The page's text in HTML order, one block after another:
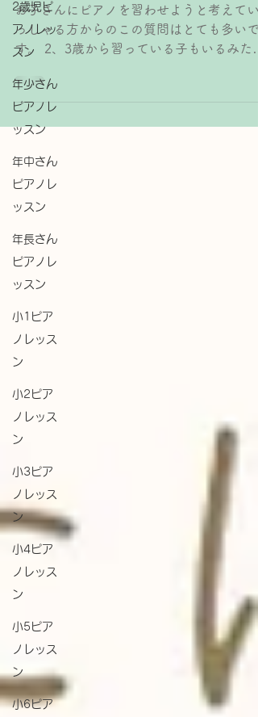
2歳児ピ
アノレッ
スン
年少さん
ピアノレ
ッスン
年中さん
ピアノレ
ッスン
年長さん
ピアノレ
ッスン
小1ピア
ノレッス
ン
小2ピア
ノレッス
ン
小3ピア
ノレッス
ン
小4ピア
ノレッス
ン
小5ピア
ノレッス
ン
小6ピア
一生ものになると言われています。 10代と
いうことは小学校高学年から高校生くらい
この時期にやっていたことが一生自分のも
どうしてもピアノより優先しなければなら
いことがある時期に、ピアノから離れたり
ッスンを継続できなくなる事情もあるかと
ランクはすぐに取り戻せて弾けるはずです
⁡ せっかく始めたピアノ。お子さんにはでき
る限り長くレッスンを続けて、
お子さんにピアノを習わせようと考えてい
っしゃる方からのこの質問はとても多いで
す。 2、3歳から習っている子もいるみたい
しゃいます。 私の考えをお伝えしますと、
「ピアノを弾く」ことだけで言えば指をバ
バラに動かすことができるようになる4、5
トミックから習い始めていただくことをお
すめしています✨ 私が2歳からのレッスン
リトミックを取り入れているのは、どんな
そ、楽しく音楽に関わって欲しいからです
関連記事→ ピアノレッスンにリトミックを
取り入れている理由 ⁡ ピアノなど楽器を習
気持ちを育てるには、小さいうちから身体
動きと音楽がピッタリ合った時の心地よさ
音楽を聴いて感じたことを全身を使って表
たくさん積むこと それがこれから先、ピア
ノを続けていく原動力になります。 だから
まずは「リトミックから」 お子さんに小さ